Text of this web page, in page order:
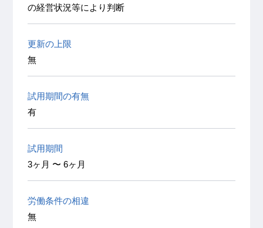
の経営状況等により判断
更新の上限
無
試用期間の有無
有
試用期間
3ヶ月 〜 6ヶ月
労働条件の相違
無